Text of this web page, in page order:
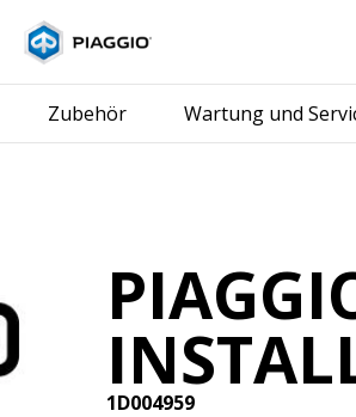
Zubehör Wartung und
1D004959